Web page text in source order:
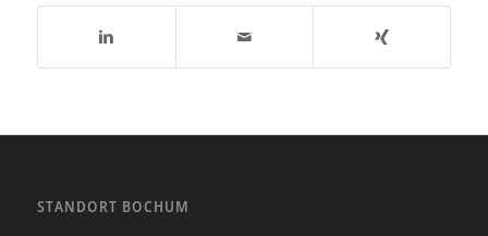
STANDORT BOCHUM